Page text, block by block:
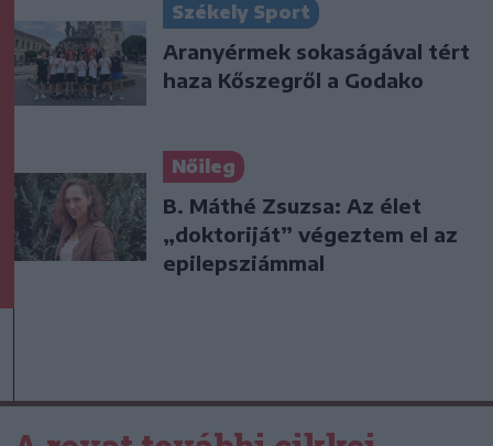
Székely Sport
Aranyérmek sokaságával tért
haza Kőszegről a Godako
Nőileg
B. Máthé Zsuzsa: Az élet
„doktoriját” végeztem el az
epilepsziámmal